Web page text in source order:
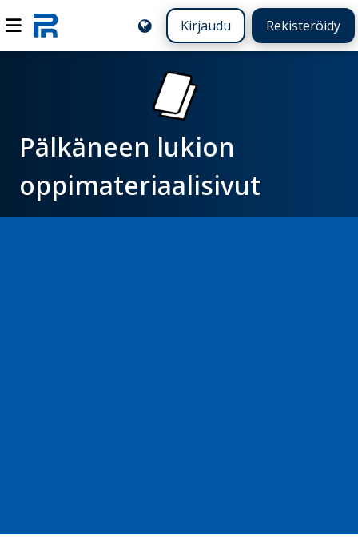
Kirjaudu Rekisteröidy
Pälkäneen lukion
oppimateriaalisivut